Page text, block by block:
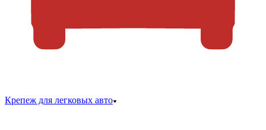
Крепеж для легковых авто